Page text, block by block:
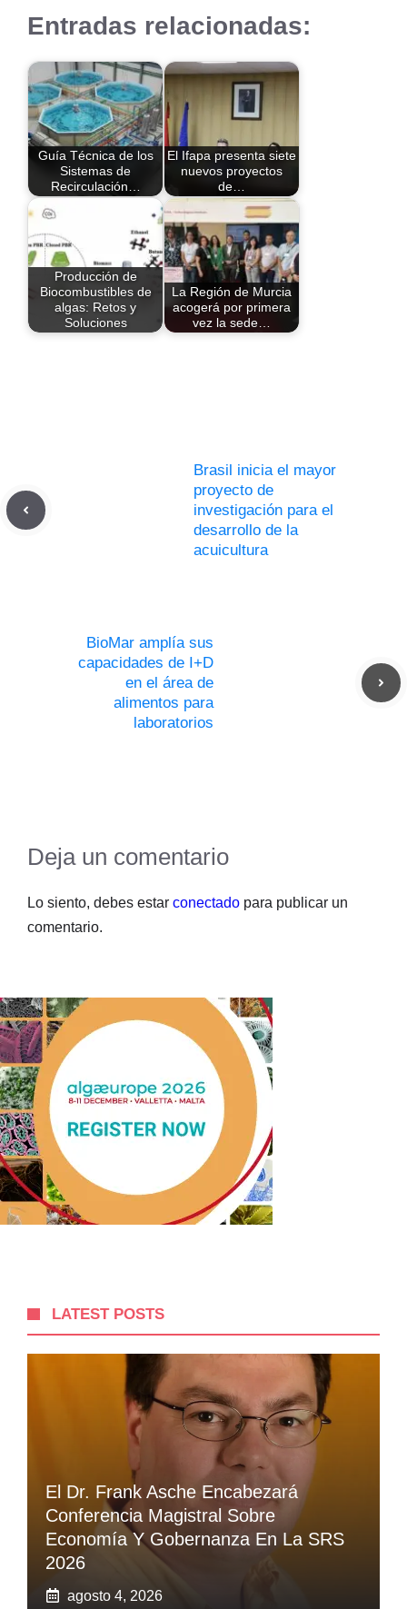
Entradas relacionadas:
Guía Técnica de los
Sistemas de
Recirculación…
El Ifapa presenta siete
nuevos proyectos
de…
Producción de
Biocombustibles de
algas: Retos y
Soluciones
La Región de Murcia
acogerá por primera
vez la sede…
Brasil inicia el mayor
proyecto de
investigación para el
desarrollo de la
acuicultura
BioMar amplía sus
capacidades de I+D
en el área de
alimentos para
laboratorios
Deja un comentario
Lo siento, debes estar conectado para publicar un
comentario.
LATEST POSTS
El Dr. Frank Asche Encabezará
Conferencia Magistral Sobre
Economía Y Gobernanza En La SRS
2026
agosto 4, 2026